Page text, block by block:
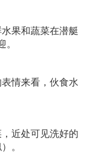
果和蔬菜在潜艇
情来看，伙食水
近处可见洗好的
。